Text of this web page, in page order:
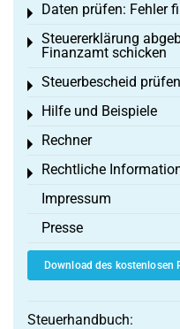
Daten prüfen: Fehler
Toggle menu
Steuererklärung
Finanzamt schicken
Toggle menu
Steuerbescheid
Toggle menu
Hilfe und Beispiele
Toggle menu
Rechner
Toggle menu
Rechtliche
Toggle menu
Impressum
Presse
Download des kostenlosen
Steuerhandbuch: